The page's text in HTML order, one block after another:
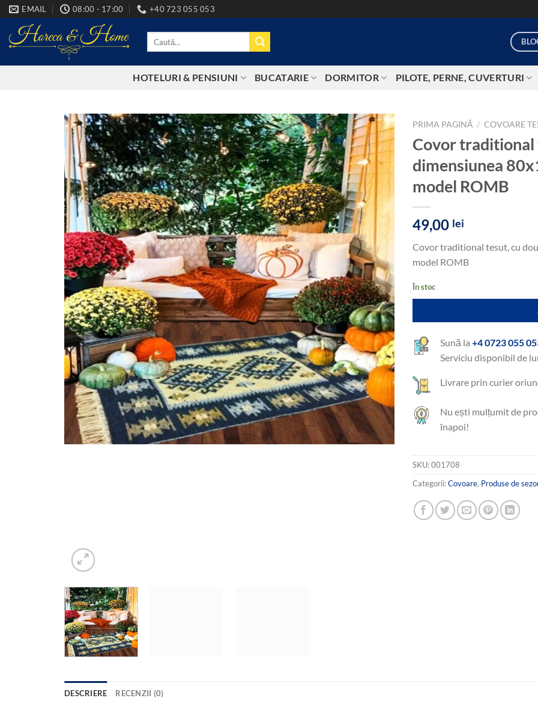
Skip
to
content
EMAIL 08:00 - 17:00 +40 723 055 053
HOTELURI & PENSIUNI BUCATARIE DORMITOR PILOTE, PERNE, CUVERTURI
Add to
wishlist
PRIMA PAGINĂ / COVOARE
Covor traditional
dimensiunea
model ROMB
49,00 lei
Covor traditional tesut, cu
model ROMB
În stoc
Sună la +4 0723 055
Serviciu disponibil de
Livrare prin curier
Nu ești mulțumit de
înapoi!
SKU:001708
Categorii:Covoare, Produse de
DESCRIERE RECENZII (0)